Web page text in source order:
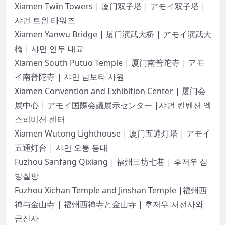
Xiamen Twin Towers | 厦门双子塔 | アモイ双子塔 |
샤먼 트윈 타워즈
Xiamen Yanwu Bridge | 厦门演武大桥 | アモイ演武大
橋 | 샤먼 연무 대교
Xiamen South Putuo Temple | 厦门南普陀寺 | アモ
イ南普陀寺 | 샤먼 남보타 사원
Xiamen Convention and Exhibition Center | 厦门会
展中心 | アモイ国際会議展示センター |샤먼 컨벤션 엑
스히비션 센터
Xiamen Wutong Lighthouse | 厦门五通灯塔 | アモイ
五通灯台 | 샤먼 오통 등대
Fuzhou Sanfang Qixiang | 福州三坊七巷 | 후저우 삼
방칠항
Fuzhou Xichan Temple and Jinshan Temple |福州西
禅与金山寺 | 福州西禅寺と金山寺 | 후저우 서선사와
금산사